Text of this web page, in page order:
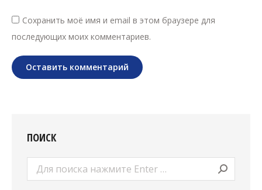
Сохранить моё имя и email в этом браузере для
последующих моих комментариев.
Оставить комментарий
ПОИСК
Поиск: